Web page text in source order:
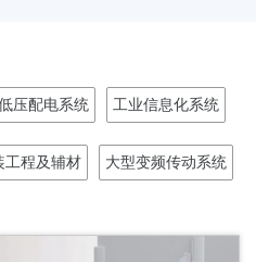
压配电系统 工业信息化系统
工程及辅材 大型变频传动系统